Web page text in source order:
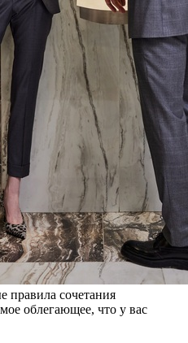
правила сочетания
облегающее, что у вас